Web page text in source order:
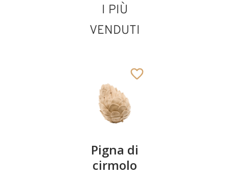
I PIÙ
VENDUTI
Pigna di
cirmolo